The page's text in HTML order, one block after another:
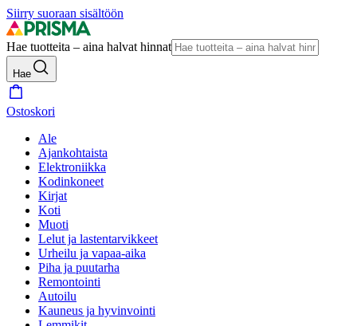
Siirry suoraan sisältöön
Hae tuotteita – aina halvat hinnat
Hae
Ostoskori
Ale
Ajankohtaista
Elektroniikka
Kodinkoneet
Kirjat
Koti
Muoti
Lelut ja lastentarvikkeet
Urheilu ja vapaa-aika
Piha ja puutarha
Remontointi
Autoilu
Kauneus ja hyvinvointi